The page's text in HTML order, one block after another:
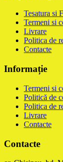
Tesatura si
Termeni si
Livrare
Politica de
Contacte
Informație
Termeni si
Politică de
Politica de
Livrare
Contacte
Contacte